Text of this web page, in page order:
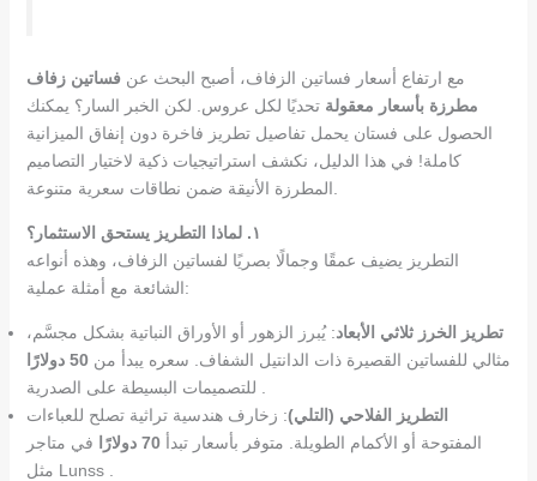
مع ارتفاع أسعار فساتين الزفاف، أصبح البحث عنفساتين زفاف
مطرزة بأسعار معقولة تحديًا لكل عروس. لكن الخبر السار؟ يمكنك
الحصول على فستان يحمل تفاصيل تطريز فاخرة دون إنفاق الميزانية
كاملة! في هذا الدليل، نكشف استراتيجيات ذكية لاختيار التصاميم
١. لماذا التطريز يستحق الاستثمار؟
التطريز يضيف عمقًا وجمالًا بصريًا لفساتين الزفاف، وهذه أنواعه
الشائعة مع أمثلة عملية:
تطريز الخرز ثلاثي الأبعاد: يُبرز الزهور أو الأوراق النباتية بشكل مجسَّم،
مثالي للفساتين القصيرة ذات الدانتيل الشفاف. سعره يبدأ من50 دولارًا
التطريز الفلاحي (التلي): زخارف هندسية تراثية تصلح للعباءات
المفتوحة أو الأكمام الطويلة. متوفر بأسعار تبدأ70 دولارًا
في متاجر
مثل Lunss .